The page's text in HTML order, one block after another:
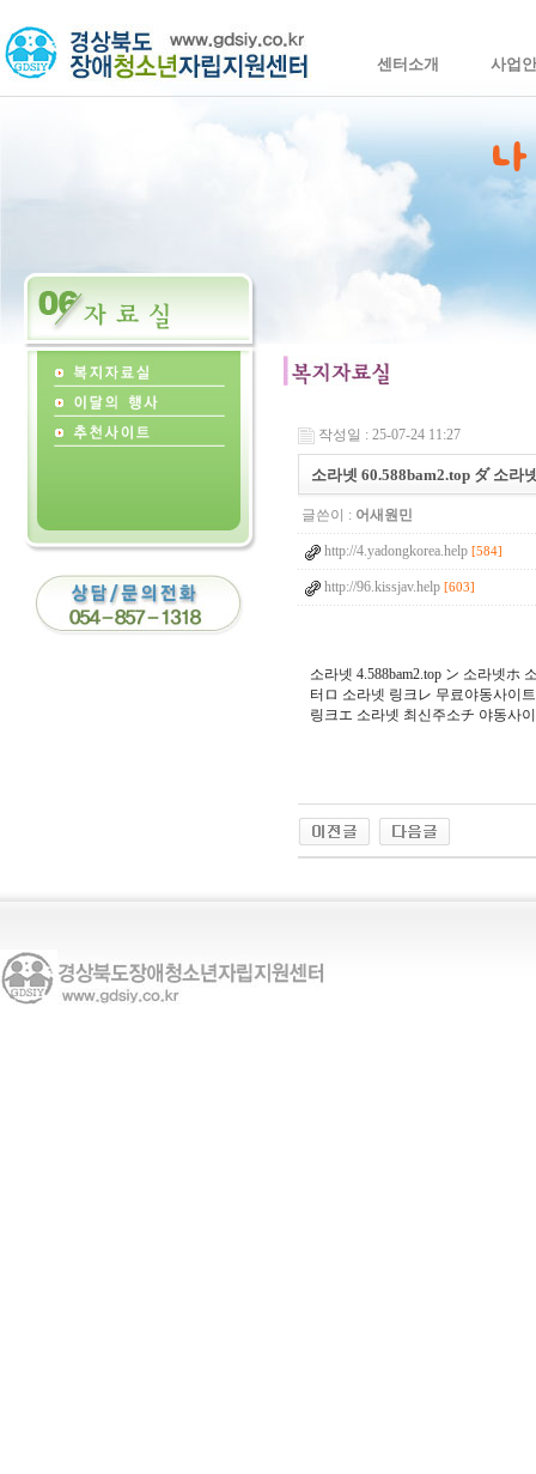
센터소개 사업
작성일 : 25-07-24 11:27
소라넷 60.588bam2.top ダ 소라
글쓴이 : 어새원민
http://4.yadongkorea.help [584]
http://96.kissjav.help [603]
소라넷 4.588bam2.top ン 소라넷
터ロ 소라넷 링크レ 무료야동사이
링크エ 소라넷 최신주소チ 야동사